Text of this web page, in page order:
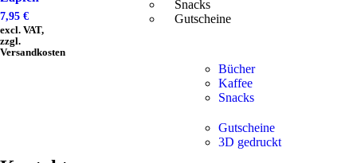
Snacks
Gutscheine
Bücher
Kaffee
Snacks
Gutscheine
3D gedruckt
7,95 €
excl. VAT,
zzgl.
Versandkosten